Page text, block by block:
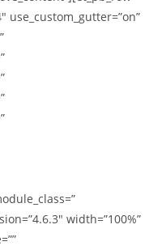
use_custom_gutter=”on”
width=”100%”